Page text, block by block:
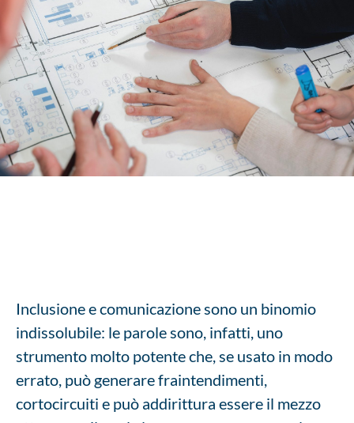
Inclusione e comunicazione sono un binomio
indissolubile: le parole sono, infatti, uno
strumento molto potente che, se usato in modo
errato, può generare fraintendimenti,
cortocircuiti e può addirittura essere il mezzo